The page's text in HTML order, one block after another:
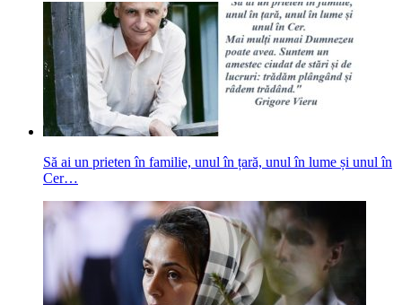
Să ai un prieten în familie, unul în țară, unul în lume și unul în
Cer…